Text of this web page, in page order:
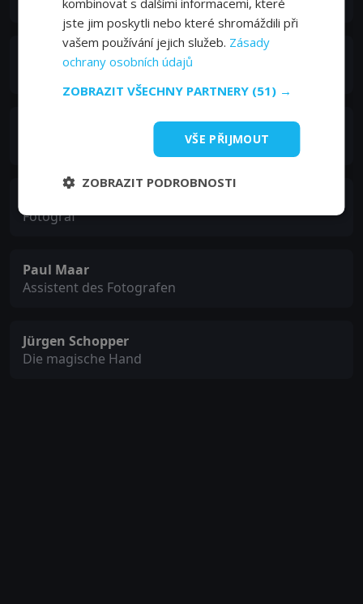
Christiane Hörbiger
Grandmother
Barbara Schöneberger
Fotograf
Paul Maar
Assistent des Fotografen
Jürgen Schopper
Die magische Hand
jste jim poskytli nebo které shromáždili při
vašem používání jejich služeb. Zásady
ochrany osobních údajů
ZOBRAZIT VŠECHNY PARTNERY (51) →
VŠE PŘIJMOUT
ZOBRAZIT PODROBNOSTI